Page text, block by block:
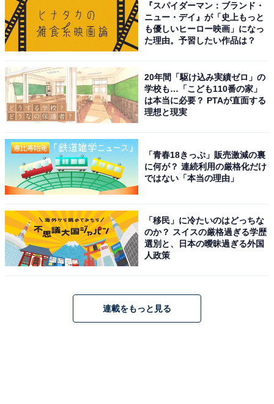
『スパイダーマン：ブランド・
ニュー・デイ』が「史上もっと
も優しいヒーロー映画」になっ
た理由。予習したい作品は？
20年間「駆け込み実績ゼロ」の
学校も…「こども110番の家」
は本当に必要？ PTAが直面する
理想と現実
「青春18きっぷ」販売激減の裏
に何が？ 連続利用の厳格化だけ
ではない「本当の理由」
「移民」に冷たいのはどっちな
のか？ スイスの厳格過ぎる学歴
選別と、日本の曖昧過ぎる外国
人政策
連載をもっと見る